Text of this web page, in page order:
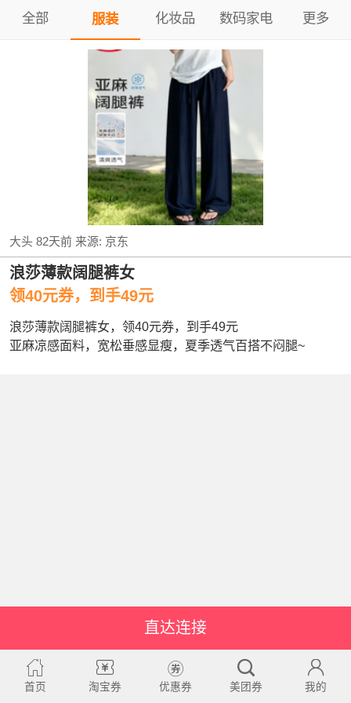
全部 服装 化妆品 数码家电 更多
大头 82天前来源: 京东
浪莎薄款阔腿裤女
领40元券，到手49元
浪莎薄款阔腿裤女，领40元券，到手49元
亚麻凉感面料，宽松垂感显瘦，夏季透气百搭不闷腿~
直达连接
首页 淘宝券 优惠券 美团券 我的